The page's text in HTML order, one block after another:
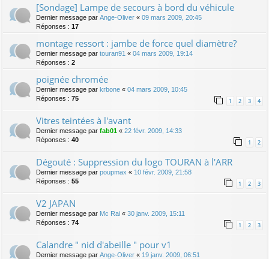
[Sondage] Lampe de secours à bord du véhicule
Dernier message par Ange-Oliver « 09 mars 2009, 20:45
Réponses : 17
montage ressort : jambe de force quel diamètre?
Dernier message par touran91 « 04 mars 2009, 19:14
Réponses : 2
poignée chromée
Dernier message par krbone « 04 mars 2009, 10:45
Réponses : 75 1 2 3 4
Vitres teintées à l'avant
Dernier message par fab01 « 22 févr. 2009, 14:33
Réponses : 40 1 2
Dégouté : Suppression du logo TOURAN à l'ARR
Dernier message par poupmax « 10 févr. 2009, 21:58
Réponses : 55 1 2 3
V2 JAPAN
Dernier message par Mc Rai « 30 janv. 2009, 15:11
Réponses : 74 1 2 3
Calandre " nid d'abeille " pour v1
Dernier message par Ange-Oliver « 19 janv. 2009, 06:51